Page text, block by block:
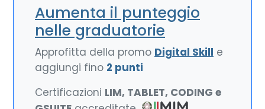
Aumenta il punteggio
nelle graduatorie
Approfitta della promo Digital Skill e
aggiungi fino 2 punti
Certificazioni LIM, TABLET, CODING e